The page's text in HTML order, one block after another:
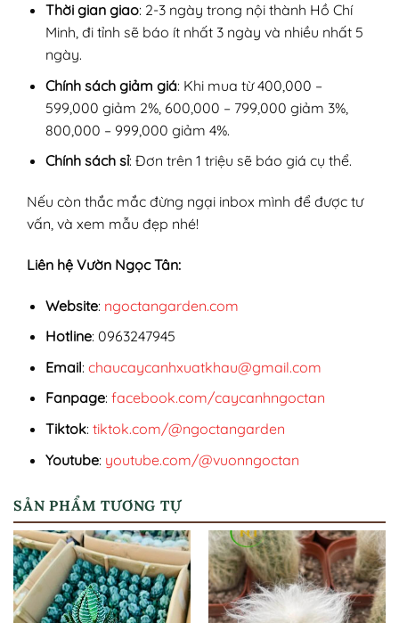
Thời gian giao: 2-3 ngày trong nội thành Hồ Chí
Minh, đi tỉnh sẽ báo ít nhất 3 ngày và nhiều nhất 5
ngày.
Chính sách giảm giá: Khi mua từ 400,000 –
599,000 giảm 2%, 600,000 – 799,000 giảm 3%,
800,000 – 999,000 giảm 4%.
Chính sách sỉ: Đơn trên 1 triệu sẽ báo giá cụ thể.
Nếu còn thắc mắc đừng ngại inbox mình để được tư
vấn, và xem mẫu đẹp nhé!
Liên hệ Vườn Ngọc Tân:
Website: ngoctangarden.com
Hotline: 0963247945
Email: chaucaycanhxuatkhau@gmail.com
Fanpage: facebook.com/caycanhngoctan
Tiktok: tiktok.com/@ngoctangarden
Youtube: youtube.com/@vuonngoctan
SẢN PHẨM TƯƠNG TỰ